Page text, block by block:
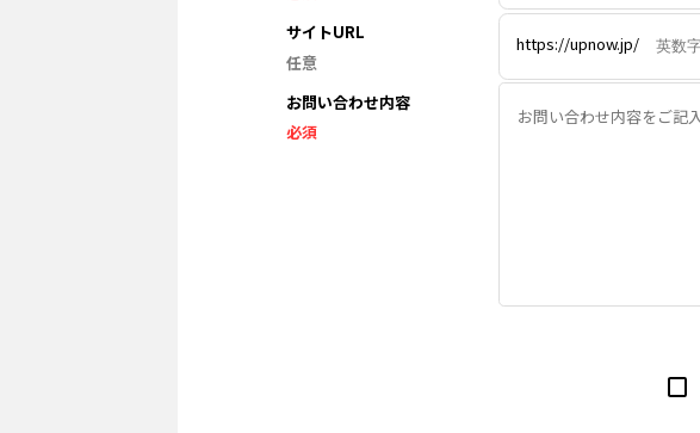
サイトURL
任意
https://upnow.jp/
お問い合わせ内容
必須